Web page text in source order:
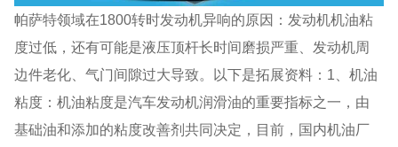
帕萨特领域在1800转时发动机异响的原因：发动机机油粘
度过低，还有可能是液压顶杆长时间磨损严重、发动机周
边件老化、气门间隙过大导致。以下是拓展资料：1、机油
粘度：机油粘度是汽车发动机润滑油的重要指标之一，由
基础油和添加的粘度改善剂共同决定，目前，国内机油厂